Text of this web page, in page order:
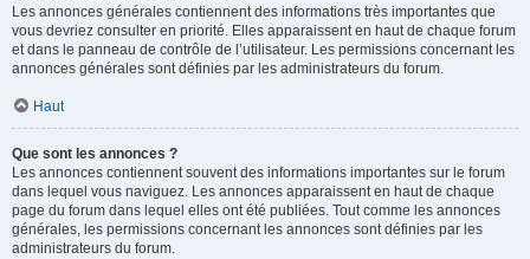
Les annonces générales contiennent des informations très importantes que
vous devriez consulter en priorité. Elles apparaissent en haut de chaque forum
et dans le panneau de contrôle de l’utilisateur. Les permissions concernant les
annonces générales sont définies par les administrateurs du forum.
Haut
Que sont les annonces ?
Les annonces contiennent souvent des informations importantes sur le forum
dans lequel vous naviguez. Les annonces apparaissent en haut de chaque
page du forum dans lequel elles ont été publiées. Tout comme les annonces
générales, les permissions concernant les annonces sont définies par les
administrateurs du forum.